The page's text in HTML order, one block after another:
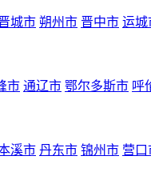
城市 朔州市 晋中市 运城
市 通辽市 鄂尔多斯市 呼
溪市 丹东市 锦州市 营口